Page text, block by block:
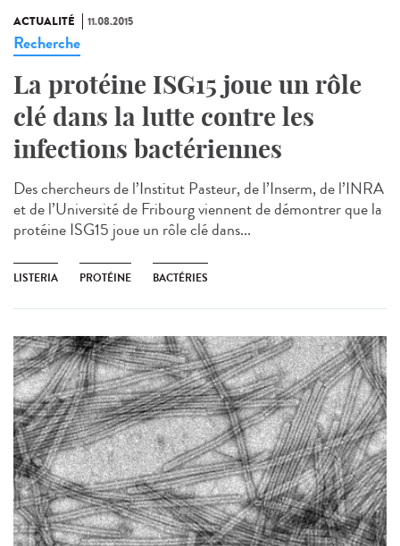
ACTUALITÉ 11.08.2015
Recherche
La protéine ISG15 joue un rôle
clé dans la lutte contre les
infections bactériennes
Des chercheurs de l’Institut Pasteur, de l’Inserm, de l’INRA
et de l’Université de Fribourg viennent de démontrer que la
protéine ISG15 joue un rôle clé dans...
LISTERIA PROTÉINE BACTÉRIES